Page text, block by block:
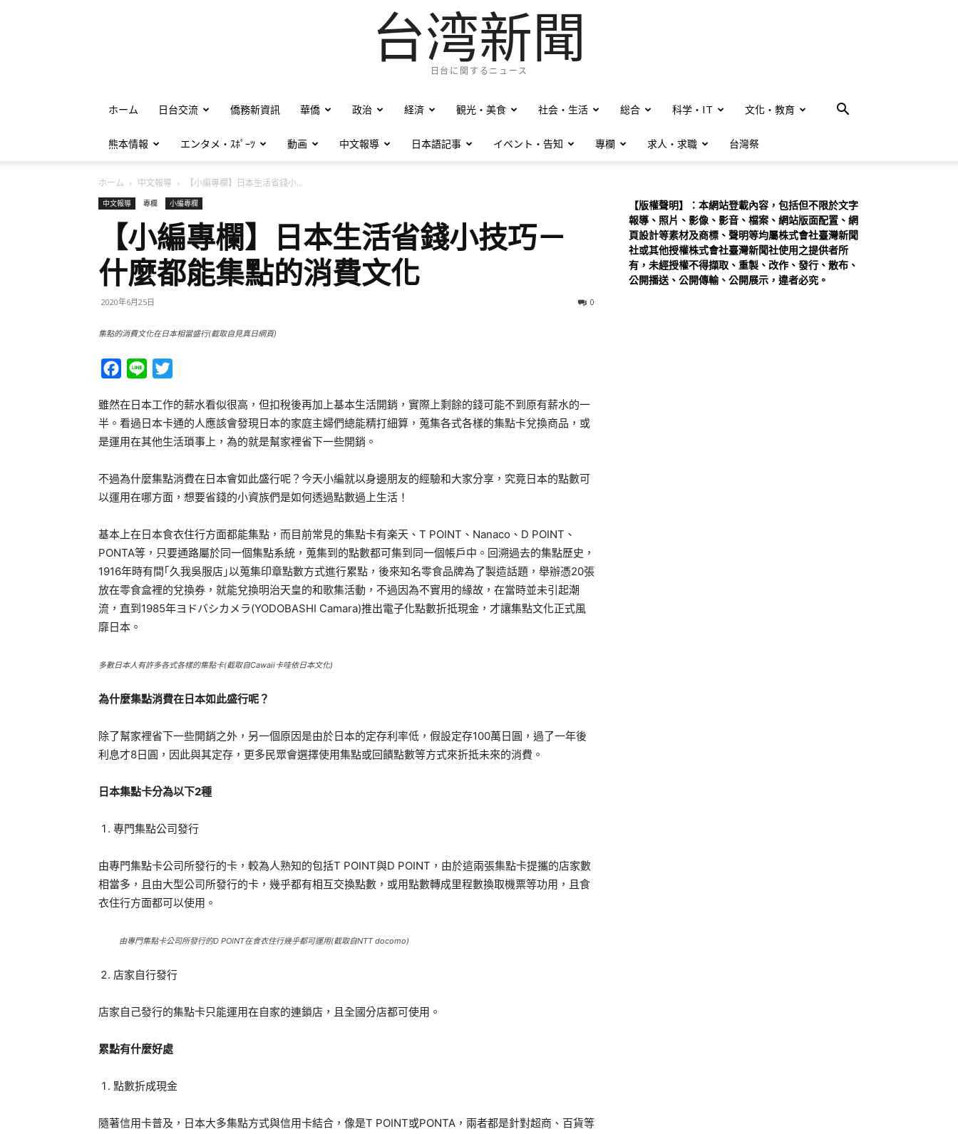
台湾新聞
日台に関するニュース
ホーム 日台交流 僑務新資訊 華僑 政治 経済 観光・美食 社会・生活 総合 科学・IT 文化・教育
熊本情報 エンタメ・ｽﾎﾟｰﾂ 動画 中文報導 日本語記事 イベント・告知 專欄 求人・求職 台灣祭
ホーム 中文報導 【小編專欄】日本生活省錢小...
中文報導 專欄 小編專欄
【小編專欄】日本生活省錢小技巧－
什麼都能集點的消費文化
2020年6月25日 0
集點的消費文化在日本相當盛行(截取自見真日網頁)
Facebook
Line
雖然在日本工作的薪水看似很高，但扣稅後再加上基本生活開銷，實際上剩餘的錢可能不到原有薪水的一
半。看過日本卡通的人應該會發現日本的家庭主婦們總能精打細算，蒐集各式各樣的集點卡兌換商品，或
是運用在其他生活瑣事上，為的就是幫家裡省下一些開銷。
不過為什麼集點消費在日本會如此盛行呢？今天小編就以身邊朋友的經驗和大家分享，究竟日本的點數可
以運用在哪方面，想要省錢的小資族們是如何透過點數過上生活！
基本上在日本食衣住行方面都能集點，而目前常見的集點卡有楽天、T POINT、Nanaco、D POINT、
PONTA等，只要通路屬於同一個集點系統，蒐集到的點數都可集到同一個帳戶中。回溯過去的集點歷史，
1916年時有間｢久我吳服店｣以蒐集印章點數方式進行累點，後來知名零食品牌為了製造話題，舉辦憑20張
放在零食盒裡的兌換券，就能兌換明治天皇的和歌集活動，不過因為不實用的緣故，在當時並未引起潮
流，直到1985年ヨドバシカメラ(YODOBASHI Camara)推出電子化點數折抵現金，才讓集點文化正式風
靡日本。
多數日本人有許多各式各樣的集點卡(截取自Cawaii卡哇依日本文化)
為什麼集點消費在日本如此盛行呢？
除了幫家裡省下一些開銷之外，另一個原因是由於日本的定存利率低，假設定存100萬日圓，過了一年後
利息才8日圓，因此與其定存，更多民眾會選擇使用集點或回饋點數等方式來折抵未來的消費。
日本集點卡分為以下2種
專門集點公司發行
由專門集點卡公司所發行的卡，較為人熟知的包括T POINT與D POINT，由於這兩張集點卡提攜的店家數
相當多，且由大型公司所發行的卡，幾乎都有相互交換點數，或用點數轉成里程數換取機票等功用，且食
衣住行方面都可以使用。
由專門集點卡公司所發行的D POINT在食衣住行幾乎都可運用(截取自NTT docomo)
店家自行發行
店家自己發行的集點卡只能運用在自家的連鎖店，且全國分店都可使用。
累點有什麼好處
點數折成現金
隨著信用卡普及，日本大多集點方式與信用卡結合，像是T POINT或PONTA，兩者都是針對超商、百貨等
【版權聲明】：本網站登載內容，包括但不限於文字
報導、照片、影像、影音、檔案、網站版面配置、網
頁設計等素材及商標、聲明等均屬株式會社臺灣新聞
社或其他授權株式會社臺灣新聞社使用之提供者所
有，未經授權不得擷取、重製、改作、發行、散布、
公開播送、公開傳輸、公開展示，違者必究。